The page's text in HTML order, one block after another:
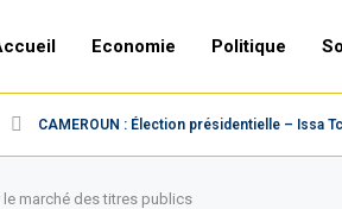
Economie Politique
CAMEROUN : Élection présidentielle – Issa
le marché des titres publics